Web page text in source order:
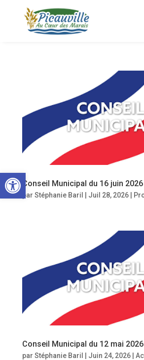
Ouvrir la barre d’outils
Conseil Municipal du 16 juin 2026
par Stéphanie Baril Juil 28, 2026|
Conseil Municipal du 12 mai 2026
par Stéphanie Baril Juin 24, 2026|